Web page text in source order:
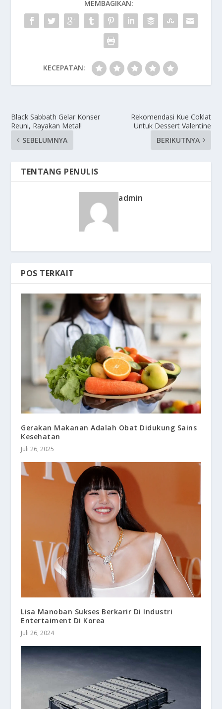
MEMBAGIKAN:
KECEPATAN:
Black Sabbath Gelar Konser
Reuni, Rayakan Metal!
SEBELUMNYA
Rekomendasi Kue Coklat
Untuk Dessert Valentine
BERIKUTNYA
TENTANG PENULIS
admin
POS TERKAIT
Gerakan Makanan Adalah Obat Didukung Sains
Kesehatan
Juli 26, 2025
Lisa Manoban Sukses Berkarir Di Industri
Entertaiment Di Korea
Juli 26, 2024